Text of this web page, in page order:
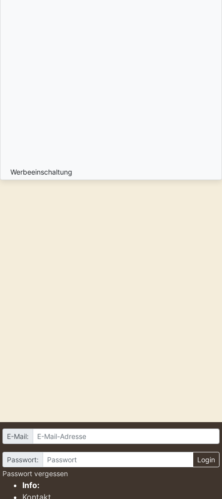
Werbeeinschaltung
E-Mail:
Passwort:
Login
Passwort vergessen
Info: